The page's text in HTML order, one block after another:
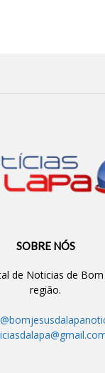
SOBRE NÓS
de Noticias de Bom
região.